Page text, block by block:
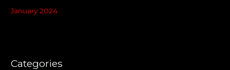
January 2024
Categories